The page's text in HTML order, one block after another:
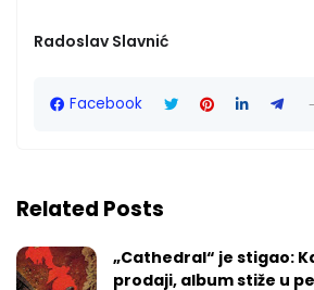
Radoslav Slavnić
Facebook
Related Posts
„Cathedral“ je stigao:
prodaji, album stiže u